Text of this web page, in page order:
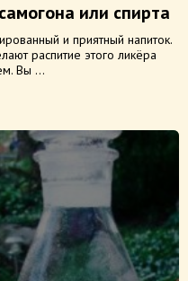
или спирта
и приятный напиток.
распитие этого ликёра
Вы ...